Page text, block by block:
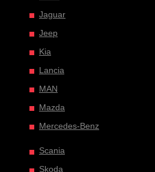
Jaguar
Jeep
Kia
Lancia
MAN
Mazda
Mercedes-Benz
Scania
Skoda